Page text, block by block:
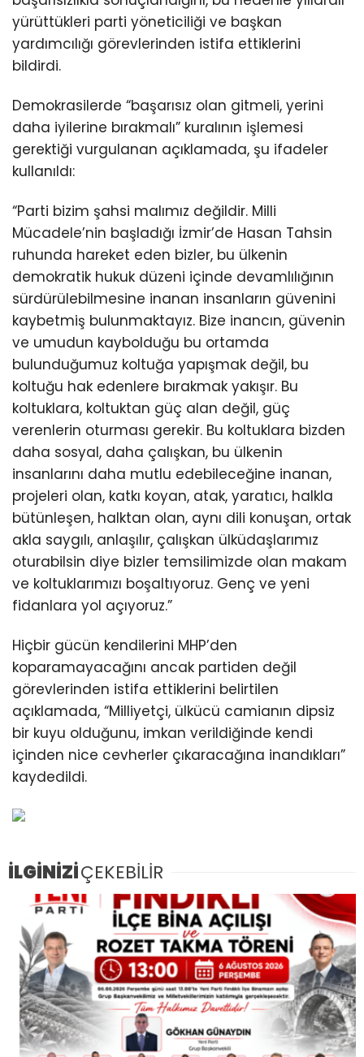
yürüttükleri parti yöneticiliği ve başkan
yardımcılığı görevlerinden istifa ettiklerini
bildirdi.
Demokrasilerde “başarısız olan gitmeli, yerini
daha iyilerine bırakmalı” kuralının işlemesi
gerektiği vurgulanan açıklamada, şu ifadeler
kullanıldı:
“Parti bizim şahsi malımız değildir. Milli
Mücadele’nin başladığı İzmir’de Hasan Tahsin
ruhunda hareket eden bizler, bu ülkenin
demokratik hukuk düzeni içinde devamlılığının
sürdürülebilmesine inanan insanların güvenini
kaybetmiş bulunmaktayız. Bize inancın, güvenin
ve umudun kaybolduğu bu ortamda
bulunduğumuz koltuğa yapışmak değil, bu
koltuğu hak edenlere bırakmak yakışır. Bu
koltuklara, koltuktan güç alan değil, güç
verenlerin oturması gerekir. Bu koltuklara bizden
daha sosyal, daha çalışkan, bu ülkenin
insanlarını daha mutlu edebileceğine inanan,
projeleri olan, katkı koyan, atak, yaratıcı, halkla
bütünleşen, halktan olan, aynı dili konuşan, ortak
akla saygılı, anlaşılır, çalışkan ülküdaşlarımız
oturabilsin diye bizler temsilimizde olan makam
ve koltuklarımızı boşaltıyoruz. Genç ve yeni
fidanlara yol açıyoruz.”
Hiçbir gücün kendilerini MHP’den
koparamayacağını ancak partiden değil
görevlerinden istifa ettiklerini belirtilen
açıklamada, “Milliyetçi, ülkücü camianın dipsiz
bir kuyu olduğunu, imkan verildiğinde kendi
içinden nice cevherler çıkaracağına inandıkları”
kaydedildi.
İLGİNİZİÇEKEBİLİR